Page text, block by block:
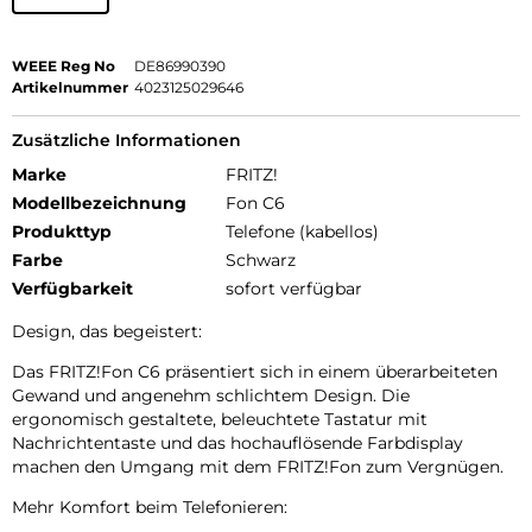
WEEE Reg No
DE86990390
Artikelnummer 4023125029646
Zusätzliche Informationen
Marke
FRITZ!
Modellbezeichnung
Fon C6
Produkttyp
Telefone (kabellos)
Farbe
Schwarz
Verfügbarkeit
sofort verfügbar
Design, das begeistert:
Das FRITZ!Fon C6 präsentiert sich in einem überarbeiteten
Gewand und angenehm schlichtem Design. Die
ergonomisch gestaltete, beleuchtete Tastatur mit
Nachrichtentaste und das hochauflösende Farbdisplay
machen den Umgang mit dem FRITZ!Fon zum Vergnügen.
Mehr Komfort beim Telefonieren: